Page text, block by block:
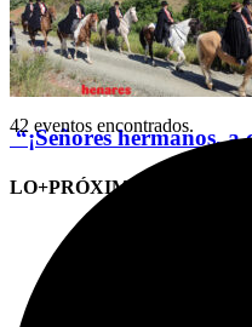
“¡Señores hermanos, a
LO+PRÓXIMO (CITAS)
42 eventos encontrados.